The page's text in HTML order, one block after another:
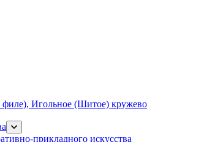
Игольное (Шитое) кружево
прикладного искусства